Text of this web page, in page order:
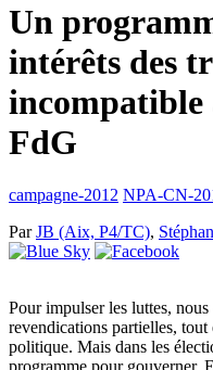
Un
intérêts des
incompatible
FdG
campagne-2012 NPA-CN-
ParJB (Aix, P4/TC),
Pour impulser les luttes,
revendications partielles,
politique. Mais dans les